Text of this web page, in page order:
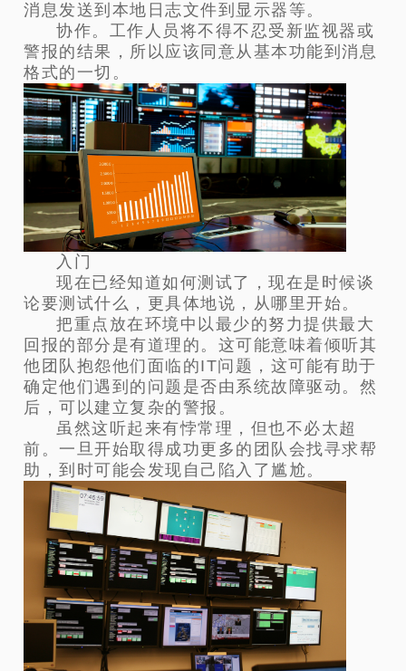
消息发送到本地日志文件到显示器等。
协作。工作人员将不得不忍受新监视器或
警报的结果，所以应该同意从基本功能到消息
格式的一切。
入门
现在已经知道如何测试了，现在是时候谈
论要测试什么，更具体地说，从哪里开始。
把重点放在环境中以最少的努力提供最大
回报的部分是有道理的。这可能意味着倾听其
他团队抱怨他们面临的IT问题，这可能有助于
确定他们遇到的问题是否由系统故障驱动。然
后，可以建立复杂的警报。
虽然这听起来有悖常理，但也不必太超
前。一旦开始取得成功更多的团队会找寻求帮
助，到时可能会发现自己陷入了尴尬。